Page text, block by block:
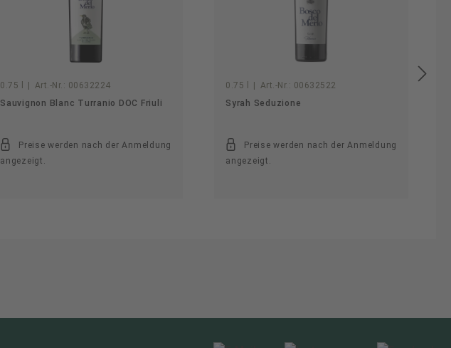
0.75 l Art.-Nr.: 00632224
Sauvignon Blanc Turranio DOC Friuli
Preise werden nach der Anmeldung
angezeigt.
0.75 l Art.-Nr.: 00632522
Syrah Seduzione
Preise werden nach der Anmeldung
angezeigt.